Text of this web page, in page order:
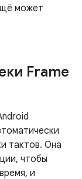
может
Frame
тактов. Она
чтобы
и